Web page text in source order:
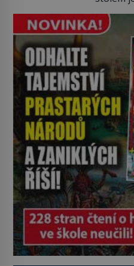
své
vstoupí
Dalí
to je
v op
malíř.
jeho
ve
[…]